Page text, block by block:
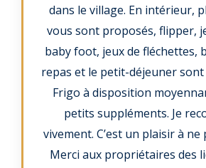
dans le village. En intérieur,
vous sont proposés, flipper,
baby foot, jeux de fléchettes,
repas et le petit-déjeuner sont
Frigo à disposition
petits suppléments. Je
vivement. C’est un plaisir à ne
Merci aux propriétaires des